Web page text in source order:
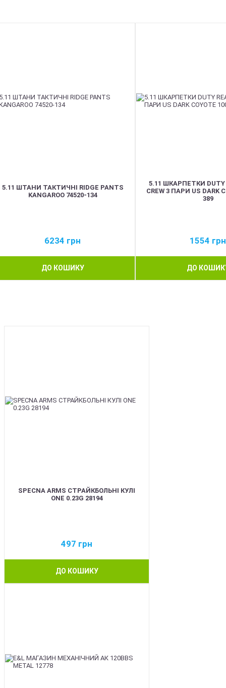
5.11 ШТАНИ ТАКТИЧНІ RIDGE PANTS
KANGAROO 74520-134
6234 грн
ДО КОШИКУ
5.11 ШКАРПЕТКИ DUTY
CREW 3 ПАРИ US DARK
389
1554 грн
ДО
SPECNA ARMS СТРАЙКБОЛЬНІ КУЛІ
ONE 0.23G 28194
497 грн
ДО КОШИКУ